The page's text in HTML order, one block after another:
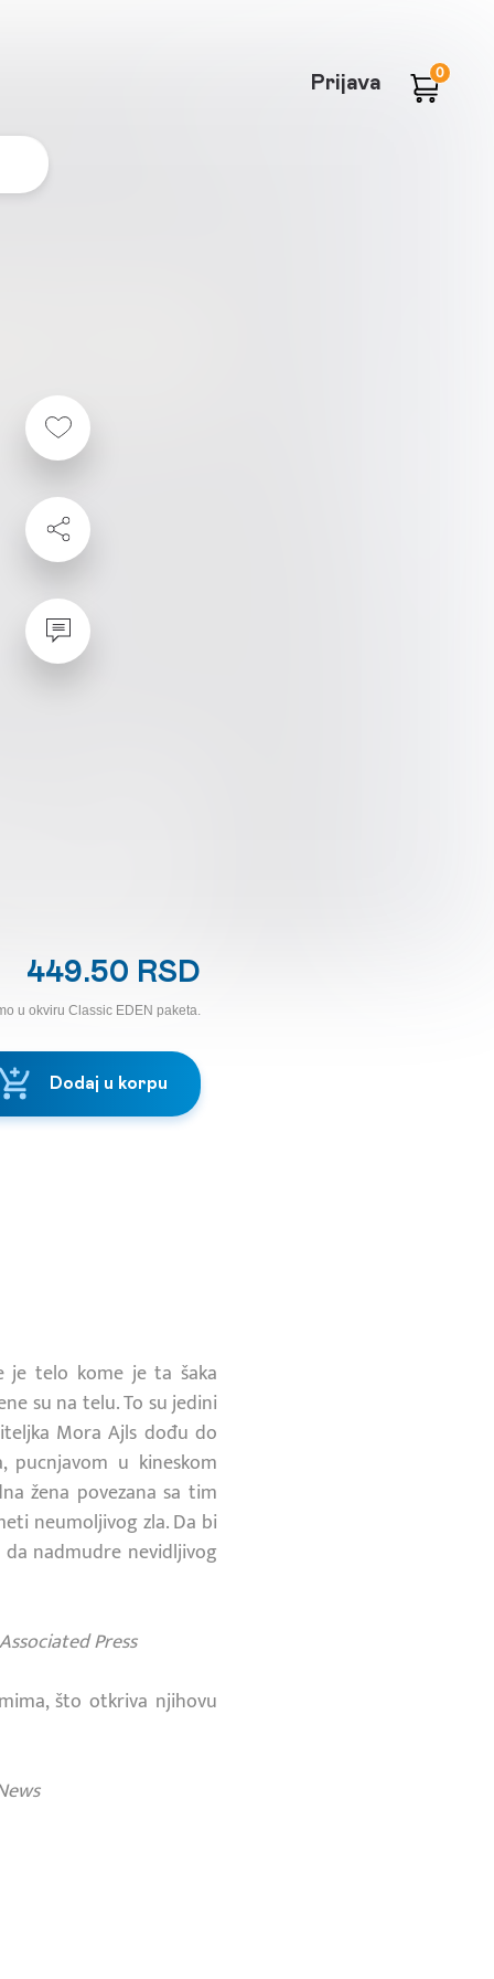
Prijava 0
449.50 RSD
u okviru Classic EDEN paketa.
Dodaj u korpu
je telo kome je ta šaka
su na telu. To su jedini
Mora Ajls dođu do
u kineskom
žena povezana sa tim
neumoljivog zla. Da bi
nadmudre nevidljivog
Associated Press
što otkriva njihovu